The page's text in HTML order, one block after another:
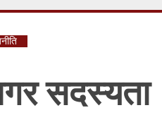
सदस्यता